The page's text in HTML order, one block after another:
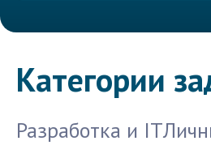
Категории
Разработка и IT